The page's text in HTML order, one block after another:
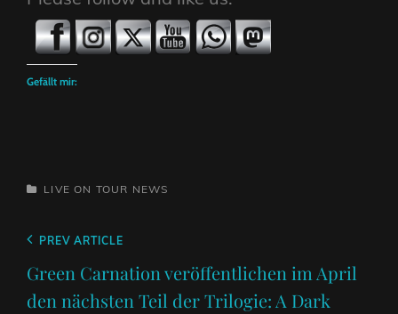
Gefällt mir:
CATEGORIES
LIVE ON TOUR NEWS
Beitragsnavigation
Previous
Post
PREV ARTICLE
Green Carnation veröffentlichen im April
den nächsten Teil der Trilogie: A Dark